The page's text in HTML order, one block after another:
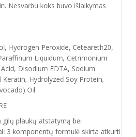
Nesvarbu koks buvo išlaikymas
Hydrogen Peroxide, Ceteareth20,
Liquidum, Cetrimonium
Disodium EDTA, Sodium
Keratin, Hydrolyzed Soy Protein,
Oil
gilų plaukų atstatymą bei
3 komponentų formulė skirta atkurti